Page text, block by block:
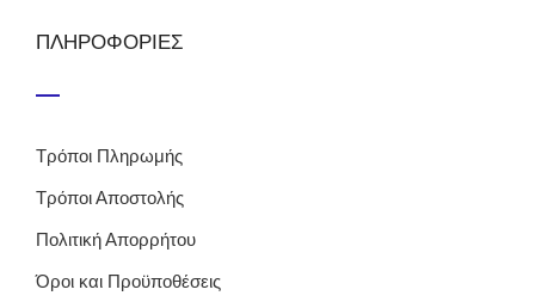
ΠΛΗΡΟΦΟΡΙΕΣ
Τρόποι Πληρωμής
Τρόποι Αποστολής
Πολιτική Απορρήτου
Όροι και Προϋποθέσεις